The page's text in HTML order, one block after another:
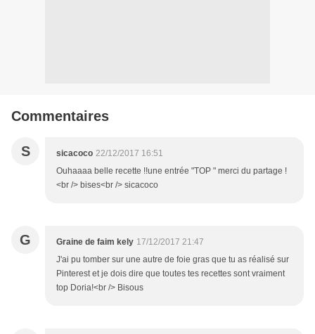
Commentaires
S sicacoco 22/12/2017 16:51
Ouhaaaa belle recette !!une entrée "TOP " merci du partage !
<br /> bises<br /> sicacoco
G Graine de faim kely 17/12/2017 21:47
J'ai pu tomber sur une autre de foie gras que tu as réalisé sur
Pinterest et je dois dire que toutes tes recettes sont vraiment
top Doria!<br /> Bisous